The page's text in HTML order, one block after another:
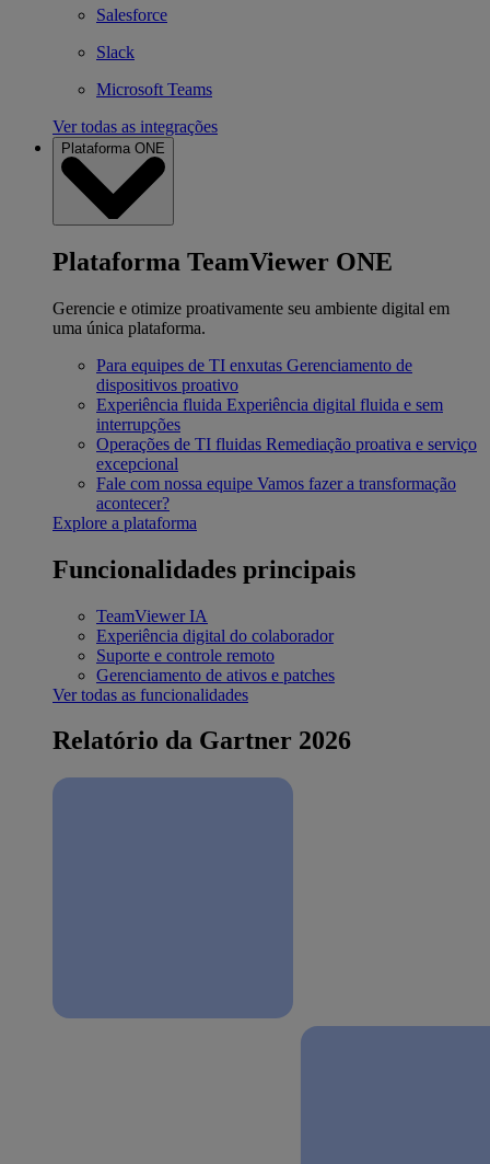
Salesforce
Slack
Microsoft Teams
Ver todas as integrações
Plataforma ONE
Plataforma TeamViewer ONE
Gerencie e otimize proativamente seu ambiente digital em
uma única plataforma.
Para equipes de TI enxutas Gerenciamento de
dispositivos proativo
Experiência fluida Experiência digital fluida e sem
interrupções
Operações de TI fluidas Remediação proativa e serviço
excepcional
Fale com nossa equipe Vamos fazer a transformação
acontecer?
Explore a plataforma
Funcionalidades principais
TeamViewer IA
Experiência digital do colaborador
Suporte e controle remoto
Gerenciamento de ativos e patches
Ver todas as funcionalidades
Relatório da Gartner 2026